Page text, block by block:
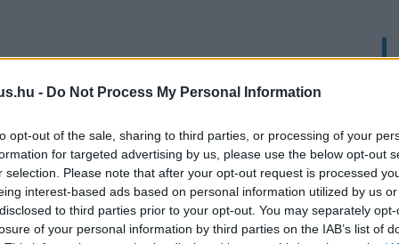
- Do Not Process My Personal Information
opt-out of the sale, sharing to third parties, or processing of your
for targeted advertising by us, please use the below opt-out
selection. Please note that after your opt-out request is processed
interest-based ads based on personal information utilized by us
to third parties prior to your opt-out. You may separately
of your personal information by third parties on the IAB’s list of
a Quidditch Champions nem váltotta be a hozzá
a Warner Bros. Games számára. A Hogwarts
karaktervezérelt, egyjátékos élményt ötvözött a
egy része bizonyára örült volna annak, ha a kviddics
nem, hát DLC formájában), de az is világos,
a Rocket League közössége. Őket a világépítés, a
pedig a napi kihívások teljesítése vagy helyezésük